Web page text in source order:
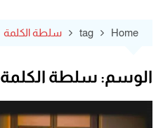
Home
tag سلطة الكلمة
الوسم: سلطة الكلمة